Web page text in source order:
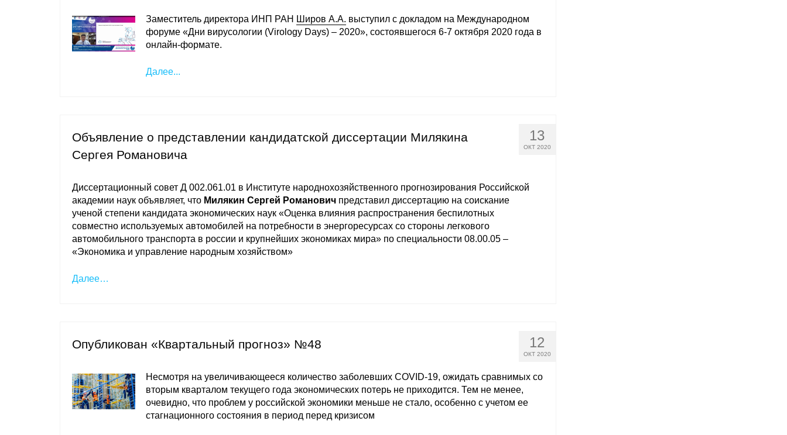
Заместитель директора ИНП РАН Широв А.А. выступил с докладом на Международном
форуме «Дни вирусологии (Virology Days) – 2020», состоявшегося 6-7 октября 2020 года в
онлайн-формате.
Далее...
13
ОКТ 2020
Объявление о представлении кандидатской диссертации Милякина
Сергея Романовича
Диссертационный совет Д 002.061.01 в Институте народнохозяйственного прогнозирования Российской
академии наук объявляет, что Милякин Сергей Романович представил диссертацию на соискание
ученой степени кандидата экономических наук «Оценка влияния распространения беспилотных
совместно используемых автомобилей на потребности в энергоресурсах со стороны легкового
автомобильного транспорта в россии и крупнейших экономиках мира» по специальности 08.00.05 –
«Экономика и управление народным хозяйством»
Далее…
12
ОКТ 2020
Опубликован «Квартальный прогноз» №48
Несмотря на увеличивающееся количество заболевших COVID-19, ожидать сравнимых со
вторым кварталом текущего года экономических потерь не приходится. Тем не менее,
очевидно, что проблем у российской экономики меньше не стало, особенно с учетом ее
стагнационного состояния в период перед кризисом